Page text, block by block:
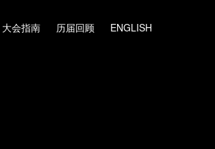
大会指南 历届回顾 ENGLISH